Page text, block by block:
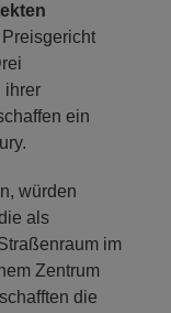
ihrer
ein
würden
als
im
Zentrum
die